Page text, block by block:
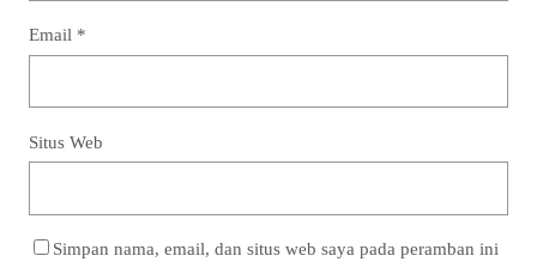
Email *
Situs Web
Simpan nama, email, dan situs web saya pada peramban ini